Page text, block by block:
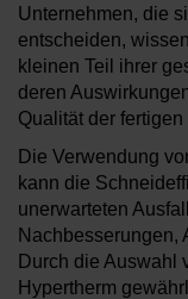
Passwort
Über uns
Unternehmen, die
entscheiden,
kleinen Teil ihrer
deren
Qualität der
Die Verwendung
kann die
unerwarteten
Nachbesserungen,
Durch die Auswahl
Hypertherm